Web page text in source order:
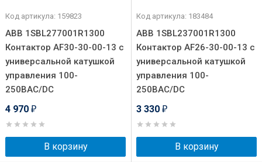
Код артикула: 159823
ABB 1SBL277001R1300
Контактор AF30-30-00-13 с
универсальной катушкой
управления 100-
250BAC/DC
4 970 ₽
В корзину
Код артикула: 183484
ABB 1SBL237001R1300
Контактор AF26-30-00-13 с
универсальной катушкой
управления 100-
250BAC/DC
3 330 ₽
В корзину